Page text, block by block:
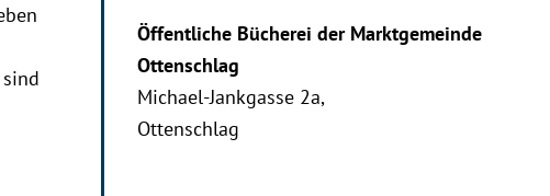
Öffentliche Bücherei der Marktgemeinde
Ottenschlag
Michael-Jankgasse 2a,
Ottenschlag